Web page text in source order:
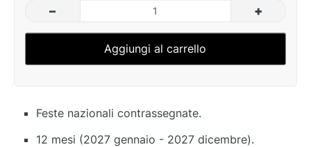
– +
Aggiungi al carrello
Feste nazionali contrassegnate.
12 mesi (2027 gennaio - 2027 dicembre).